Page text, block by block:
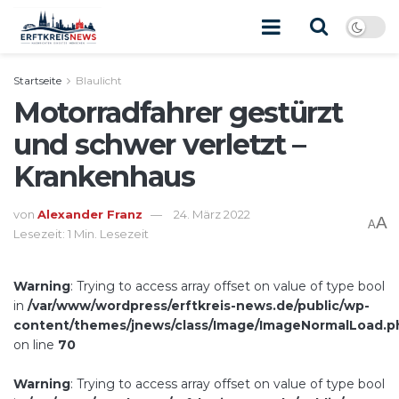
Startseite Blaulicht
Motorradfahrer gestürzt
und schwer verletzt –
Krankenhaus
von Alexander Franz
24. März 2022
Lesezeit: 1 Min. Lesezeit
AA
Warning: Trying to access array offset on value of type bool
in /var/www/wordpress/erftkreis-news.de/public/wp-
content/themes/jnews/class/Image/
on line 70
Warning: Trying to access array offset on value of type bool